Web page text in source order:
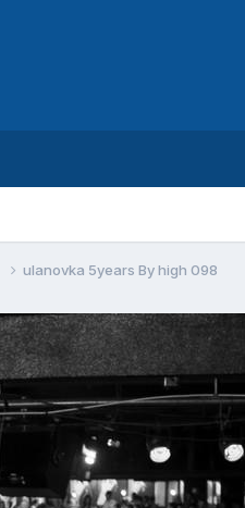
ulanovka 5years By high 098